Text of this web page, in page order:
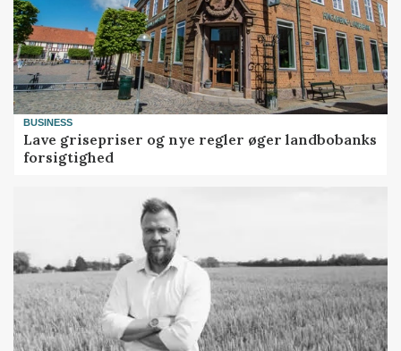
BUSINESS
Lave grisepriser og nye regler øger landbobanks
forsigtighed